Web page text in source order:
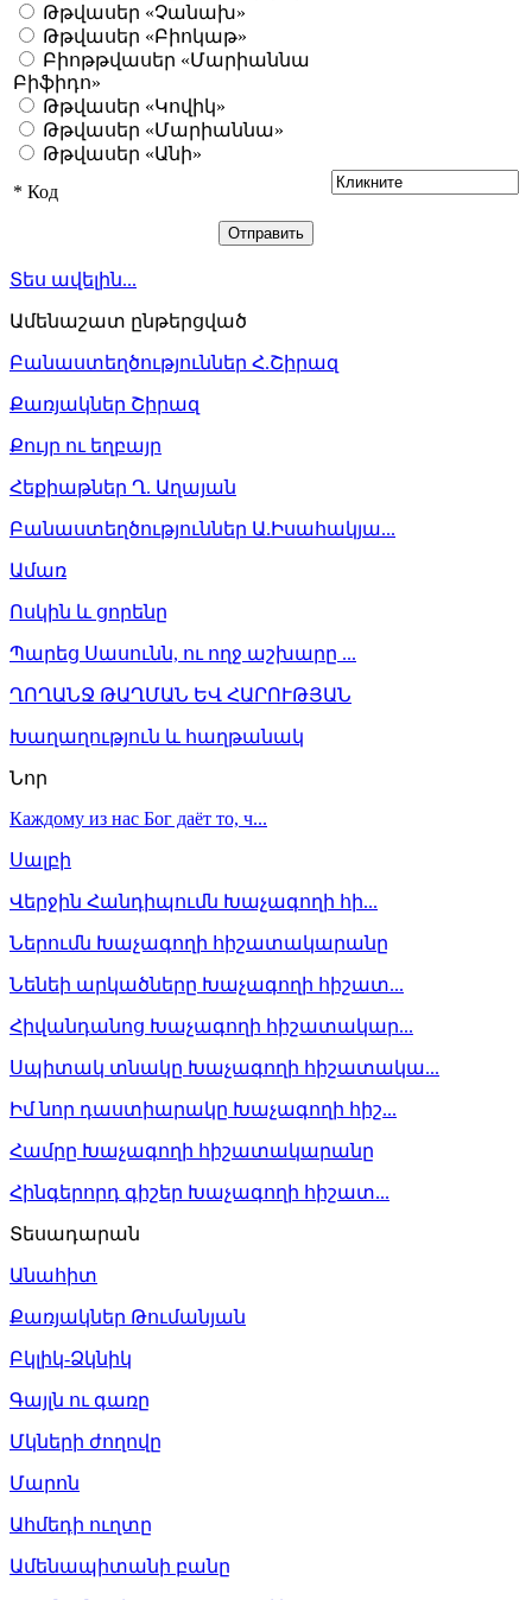
Թթվասեր «Չանախ»
Թթվասեր «Բիոկաթ»
Բիոթթվասեր «Մարիաննա
Բիֆիդո»
Թթվասեր «Կովիկ»
Թթվասեր «Մարիաննա»
Թթվասեր «Անի»
* Код
Տես ավելին...
Ամենաշատ ընթերցված
Բանաստեղծություններ Հ.Շիրազ
Քառյակներ Շիրազ
Քույր ու եղբայր
Հեքիաթներ Ղ. Աղայան
Բանաստեղծություններ Ա.Իսահակյա...
Ամառ
Ոսկին և ցորենը
Պարեց Սասունն, ու ողջ աշխարը ...
ՂՈՂԱՆՋ ԹԱՂՄԱՆ ԵՎ ՀԱՐՈՒԹՅԱՆ
Խաղաղություն և հաղթանակ
Նոր
Каждому из нас Бог даёт то, ч...
Սալբի
Վերջին Հանդիպումն Խաչագողի հի...
Ներումն Խաչագողի հիշատակարանը
Նենեի արկածները Խաչագողի հիշատ...
Հիվանդանոց Խաչագողի հիշատակար...
Սպիտակ տնակը Խաչագողի հիշատակա...
Իմ նոր դաստիարակը Խաչագողի հիշ...
Համրը Խաչագողի հիշատակարանը
Հինգերորդ գիշեր Խաչագողի հիշատ...
Տեսադարան
Անահիտ
Քառյակներ Թումանյան
Բկլիկ-Ձկնիկ
Գայլն ու գառը
Մկների ժողովը
Մարոն
Ահմեդի ուղտը
Ամենապիտանի բանը